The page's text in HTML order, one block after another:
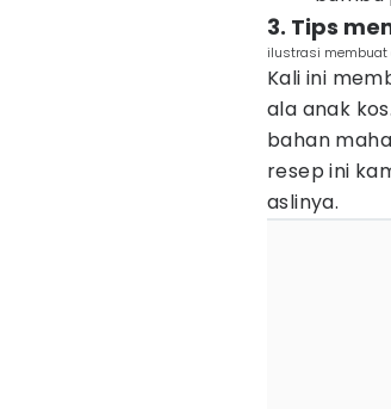
3. Tips
ilustrasi membuat
Kali ini
ala anak
bahan
resep ini
aslinya.